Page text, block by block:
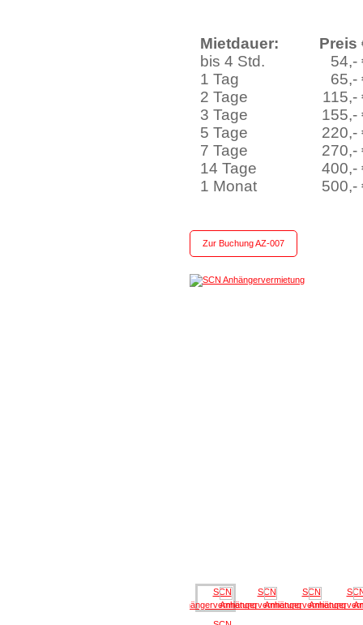
Mietdauer:
bis 4 Std.
1 Tag
2 Tage
3 Tage
5 Tage
7 Tage
14 Tage
1 Monat
Preis
54,-
65,-
115,-
155,-
220,-
270,-
400,-
500,-
Zur Buchung AZ-007